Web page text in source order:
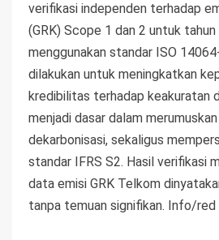
verifikasi independen terhadap
(GRK) Scope 1 dan 2 untuk
menggunakan standar ISO
dilakukan untuk meningkatkan
kredibilitas terhadap keakuratan
menjadi dasar dalam
dekarbonisasi, sekaligus
standar IFRS S2. Hasil verifikasi
data emisi GRK Telkom
tanpa temuan signifikan. Info/red